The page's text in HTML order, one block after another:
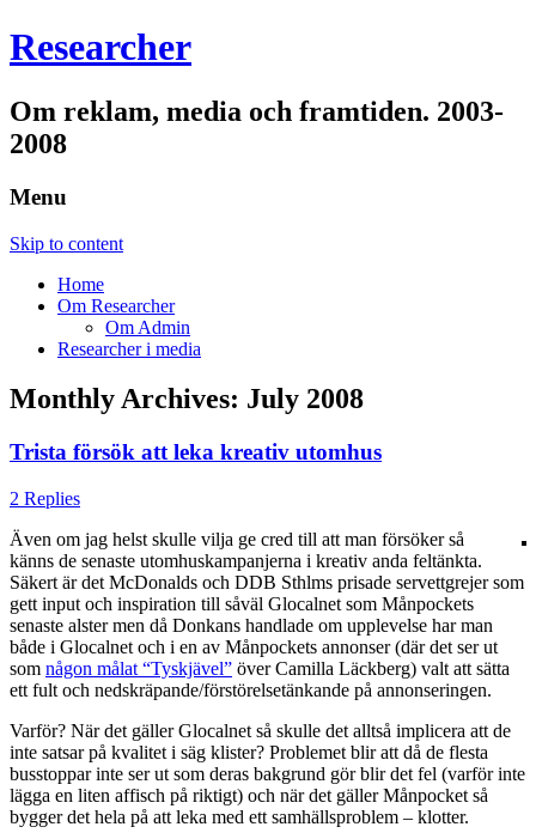
Researcher
Om reklam, media och framtiden. 2003-
2008
Menu
Skip to content
Home
Om Researcher
Om Admin
Researcher i media
Monthly Archives: July 2008
Trista försök att leka kreativ utomhus
2 Replies
Även om jag helst skulle vilja ge cred till att man försöker så
känns de senaste utomhuskampanjerna i kreativ anda feltänkta.
Säkert är det McDonalds och DDB Sthlms prisade servettgrejer som
gett input och inspiration till såväl Glocalnet som Månpockets
senaste alster men då Donkans handlade om upplevelse har man
både i Glocalnet och i en av Månpockets annonser (där det ser ut
som någon målat “Tyskjävel” över Camilla Läckberg) valt att sätta
ett fult och nedskräpande/förstörelsetänkande på annonseringen.
Varför? När det gäller Glocalnet så skulle det alltså implicera att de
inte satsar på kvalitet i säg klister? Problemet blir att då de flesta
busstoppar inte ser ut som deras bakgrund gör blir det fel (varför inte
lägga en liten affisch på riktigt) och när det gäller Månpocket så
bygger det hela på att leka med ett samhällsproblem – klotter.